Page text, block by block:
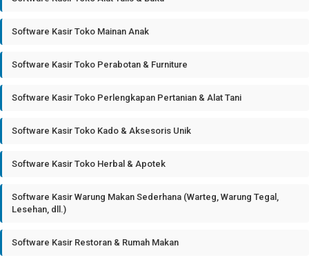
Software Kasir Toko Mainan Anak
Software Kasir Toko Perabotan & Furniture
Software Kasir Toko Perlengkapan Pertanian & Alat Tani
Software Kasir Toko Kado & Aksesoris Unik
Software Kasir Toko Herbal & Apotek
Software Kasir Warung Makan Sederhana (Warteg, Warung Tegal,
Lesehan, dll.)
Software Kasir Restoran & Rumah Makan